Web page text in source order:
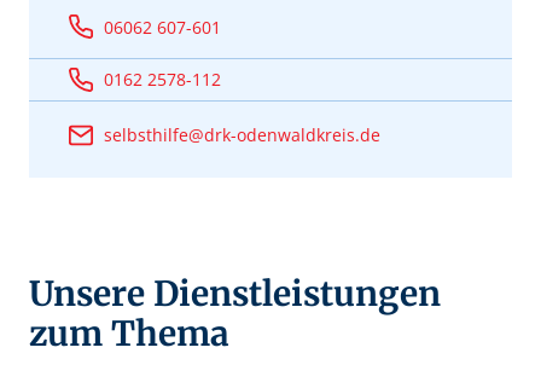
06062 607-601
0162 2578-112
selbsthilfe@drk-odenwaldkreis.de
Unsere Dienstleistungen
zum Thema